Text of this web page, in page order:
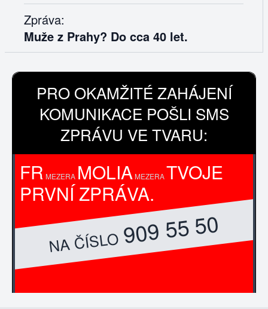
Zpráva:
Muže z Prahy? Do cca 40 let.
PRO OKAMŽITÉ ZAHÁJENÍ
KOMUNIKACE POŠLI SMS
ZPRÁVU VE TVARU:
FR MEZERA MOLIA MEZERATVOJE
PRVNÍ ZPRÁVA.
NA ČÍSLO909 55 50